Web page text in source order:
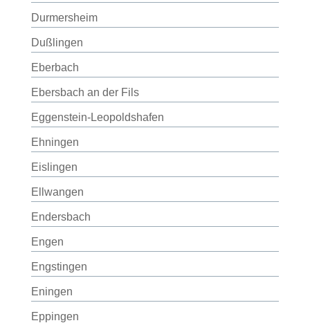
Durmersheim
Dußlingen
Eberbach
Ebersbach an der Fils
Eggenstein-Leopoldshafen
Ehningen
Eislingen
Ellwangen
Endersbach
Engen
Engstingen
Eningen
Eppingen